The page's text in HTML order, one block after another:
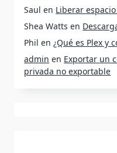
Saul en Liberar
Shea Watts en
Phil en¿Qué es Plex y
admin en Exportar un
privada no exportable